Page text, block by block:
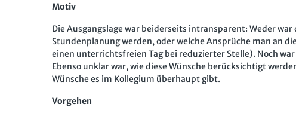
Motiv
Die Ausgangslage war beiderseits intransparent: Weder
Stundenplanung werden, oder welche Ansprüche man an
einen unterrichtsfreien Tag bei reduzierter Stelle). Noch
Ebenso unklar war, wie diese Wünsche berücksichtigt
Wünsche es im Kollegium überhaupt gibt.
Vorgehen